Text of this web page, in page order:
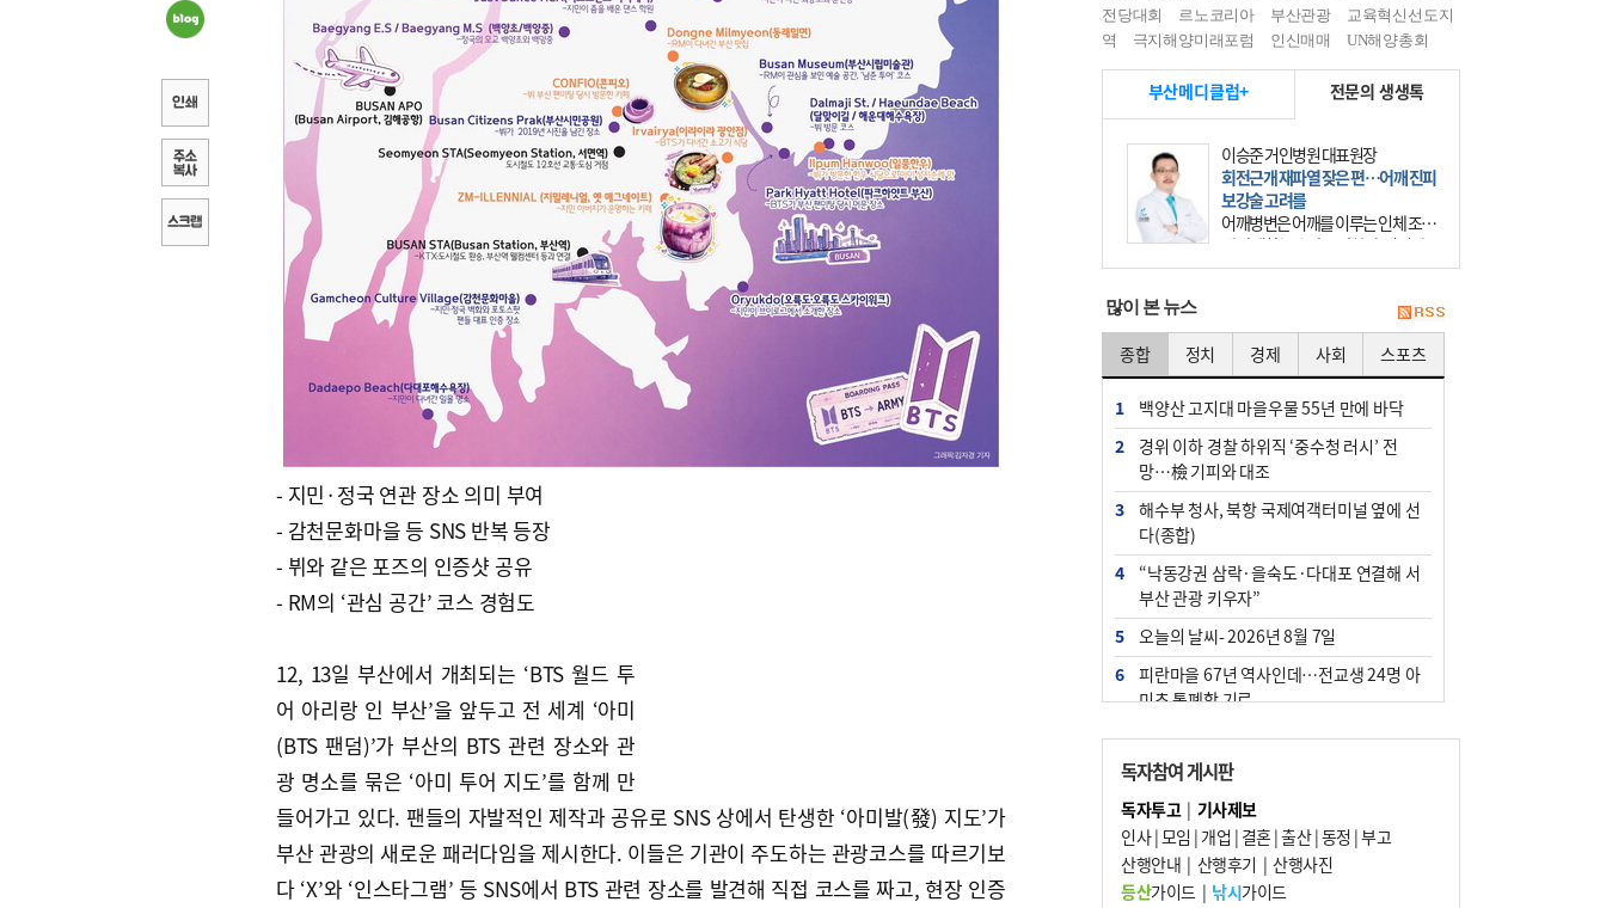
- 지민·정국 연관 장소 의미 부여
- 감천문화마을 등 SNS 반복 등장
- 뷔와 같은 포즈의 인증샷 공유
- RM의 ‘관심 공간’ 코스 경험도
12, 13일 부산에서 개최되는 ‘BTS 월드 투
어 아리랑 인 부산’을 앞두고 전 세계 ‘아미
(BTS 팬덤)’가 부산의 BTS 관련 장소와 관
광 명소를 묶은 ‘아미 투어 지도’를 함께 만
들어가고 있다. 팬들의 자발적인 제작과 공유로 SNS 상에서 탄생한 ‘아미발(發) 지도’가
부산 관광의 새로운 패러다임을 제시한다. 이들은 기관이 주도하는 관광코스를 따르기보
다 ‘X’와 ‘인스타그램’ 등 SNS에서 BTS 관련 장소를 발견해 직접 코스를 짜고, 현장 인증
전당대회
르노코리아 부산관광
교육혁신선도지
역
극지해양미래포럼 인신매매 UN해양총회
부산메디클럽+ 전문의 생생톡
이승준 거인병원 대표원장
회전근개 재파열 잦은 편…어깨 진피
보강술 고려를
어깨병변은 어깨를 이루는 인체 조직
에 발생하는 손상을 말한다. 여기에
는 오십견과 회전근개 증후군, 어깨
많이 본 뉴스
종합 정치 경제 사회 스포츠
1
백양산 고지대 마을우물 55년 만에 바닥
2
경위 이하 경찰 하위직 ‘중수청 러시’ 전
망…檢 기피와 대조
3
해수부 청사, 북항 국제여객터미널 옆에 선
다(종합)
4
“낙동강권 삼락·을숙도·다대포 연결해 서
부산 관광 키우자”
5
오늘의 날씨- 2026년 8월 7일
6
피란마을 67년 역사인데…전교생 24명 아
미초 통폐합 기로
7
부울경 주말부터 비소식…‘극한 폭염’ 한풀
꺾일 듯
8
[사설] 해수부 신청사 북항으로 확정, 해양
수도 도약의 전환점
9
외국인 선원 ‘인신매매 경유지’ 된 부산…
우려가 현실로
독자참여 게시판
독자투고| 기사제보
인사|모임 | 개업 | 결혼|출산|동정 |부고
산행안내 | 산행후기 | 산행사진
등산가이드| 낚시가이드